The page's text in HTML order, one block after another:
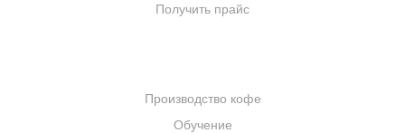
Получить прайс
Производство кофе
Обучение